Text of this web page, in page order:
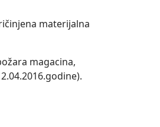
materijalna
magacina,